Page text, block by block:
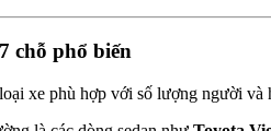
chỗ phổ biến
xe phù hợp với số lượng người và